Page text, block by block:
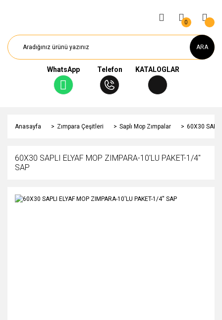
ARA
WhatsApp Telefon KATALOGLAR
0
Anasayfa Zımpara Çeşitleri Saplı Mop Zımpalar 60X30
60X30 SAPLI ELYAF MOP ZIMPARA-10'LU PAKET-1/4''
SAP